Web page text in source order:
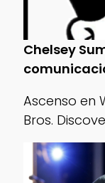
Chelsey
Ascenso en
Bros.